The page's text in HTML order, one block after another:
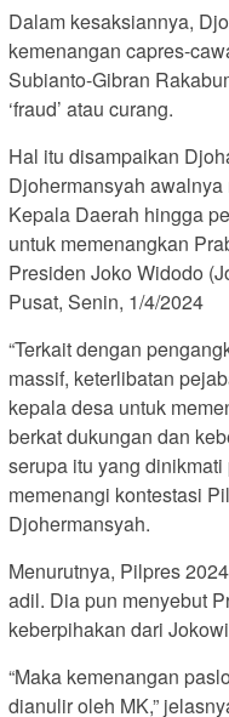
Dalam kesaksiannya,
kemenangan capres-
Subianto-Gibran
‘fraud’ atau curang.
Hal itu disampaikan
Djohermansyah
Kepala Daerah hingga
untuk memenangkan
Presiden Joko Widodo
Pusat, Senin, 1/4/2024
“Terkait dengan
massif, keterlibatan
kepala desa untuk
berkat dukungan dan
serupa itu yang
memenangi kontestasi
Djohermansyah.
Menurutnya, Pilpres
adil. Dia pun menyebut
keberpihakan dari
“Maka kemenangan
dianulir oleh MK,”